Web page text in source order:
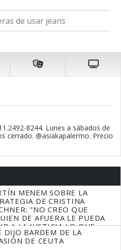
de usar jeans
8244. Lunes a sábados de
cerrado. @asiakapalermo. Precio
MENEM SOBRE LA
DE CRISTINA
"NO CREO QUE
DE AFUERA LE PUEDA
A LA JUSTICIA LO QUE
QUE HACER"
DIJO BARDEM DE LA
DE CEUTA